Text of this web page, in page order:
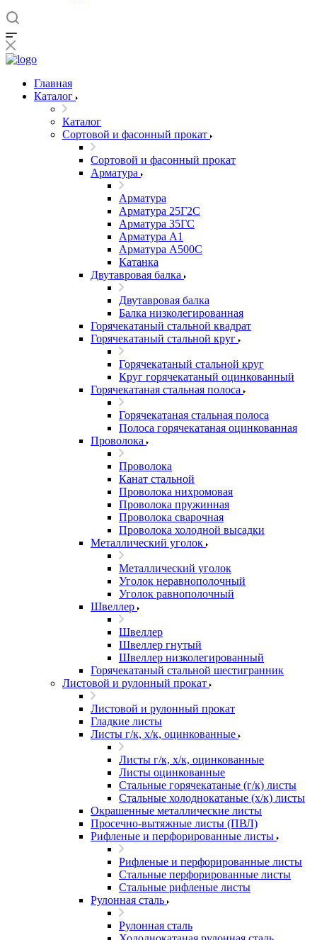
Главная
Каталог
Каталог
Сортовой и фасонный прокат
Сортовой и фасонный прокат
Арматура
Арматура
Арматура 25Г2С
Арматура 35ГС
Арматура А1
Арматура А500С
Катанка
Двутавровая балка
Двутавровая балка
Балка низколегированная
Горячекатаный стальной квадрат
Горячекатаный стальной круг
Горячекатаный стальной круг
Круг горячекатаный оцинкованный
Горячекатаная стальная полоса
Горячекатаная стальная полоса
Полоса горячекатаная оцинкованная
Проволока
Проволока
Канат стальной
Проволока нихромовая
Проволока пружинная
Проволока сварочная
Проволока холодной высадки
Металлический уголок
Металлический уголок
Уголок неравнополочный
Уголок равнополочный
Швеллер
Швеллер
Швеллер гнутый
Швеллер низколегированный
Горячекатаный стальной шестигранник
Листовой и рулонный прокат
Листовой и рулонный прокат
Гладкие листы
Листы г/к, х/к, оцинкованные
Листы г/к, х/к, оцинкованные
Листы оцинкованные
Стальные горячекатаные (г/к) листы
Стальные холоднокатаные (х/к) листы
Окрашенные металлические листы
Просечно-вытяжные листы (ПВЛ)
Рифленые и перфорированные листы
Рифленые и перфорированные листы
Стальные перфорированные листы
Стальные рифленые листы
Рулонная сталь
Рулонная сталь